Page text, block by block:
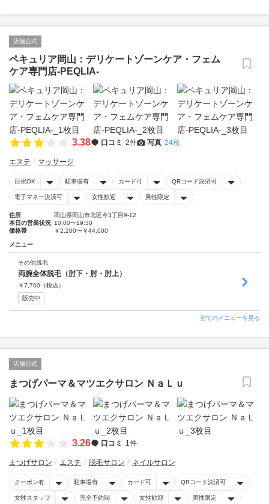
店舗公式
ペキュリア岡山：デリケートゾーンケア・フェム
ケア専門店-PEQLIA-
3.38 口コミ 2件 写真 24枚
エステ マッサージ
日祝OK 駐車場有 カード可 QRコード決済可
電子マネー決済可 女性歓迎 男性限定
住所
岡山県岡山市北区今3丁目9-12
本日の営業状況 10:00〜19:30
価格帯
￥2,200〜￥44,000
メニュー
その他脱毛
両腕全体脱毛（肘下・肘・肘上）
￥7,700 （税込）
販売中
全てのメニューを見る
店舗公式
まつげパーマ＆マツエクサロン ＮａＬｕ
3.26 口コミ 1件
まつげサロン エステ 脱毛サロン ネイルサロン
クーポン有 駐車場有 カード可 QRコード決済可
女性スタッフ 完全予約制 女性歓迎 男性限定